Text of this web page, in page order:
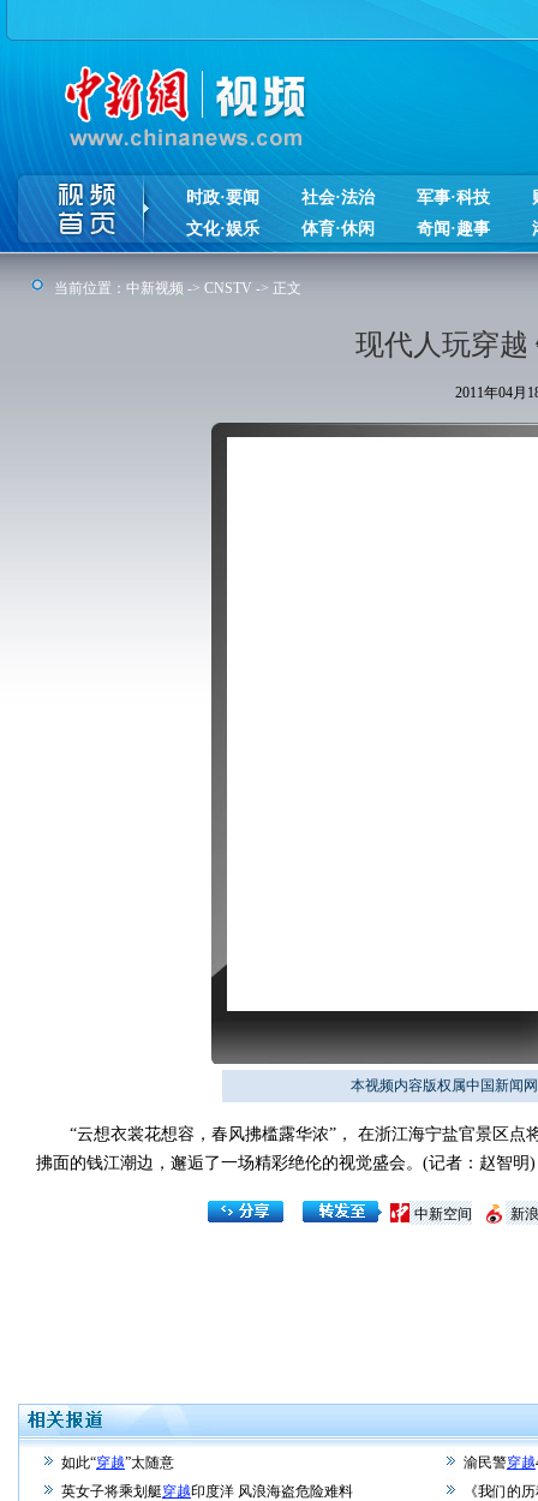
时政·要闻 社会·法治 军事·科技
文化·娱乐
体育·休闲 奇闻·趣事
当前位置： 中新视频 -> CNSTV -> 正文
现代人玩穿越
2011年04月
本视频内容版权属中国新闻
“云想衣裳花想容，春风拂槛露华浓”， 在浙江海宁盐官景区点
拂面的钱江潮边，邂逅了一场精彩绝伦的视觉盛会。(记者：赵智明)
新
中新空间
如此“穿越”太随意 渝民警穿越
英女子将乘划艇穿越印度洋 风浪海盗危险难料
《我们的